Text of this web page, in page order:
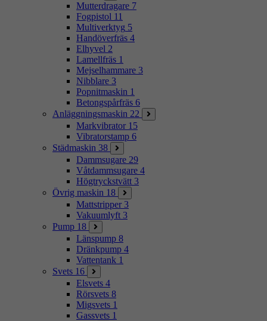
Mutterdragare 7
Fogpistol 11
Multiverktyg 5
Handöverfräs 4
Elhyvel 2
Lamellfräs 1
Mejselhammare 3
Nibblare 3
Popnitmaskin 1
Betongspårfräs 6
Anläggningsmaskin 22
Markvibrator 15
Vibratorstamp 6
Städmaskin 38
Dammsugare 29
Våtdammsugare 4
Högtryckstvätt 3
Övrig maskin 18
Mattstripper 3
Vakuumlyft 3
Pump 18
Länspump 8
Dränkpump 4
Vattentank 1
Svets 16
Elsvets 4
Rörsvets 8
Migsvets 1
Gassvets 1